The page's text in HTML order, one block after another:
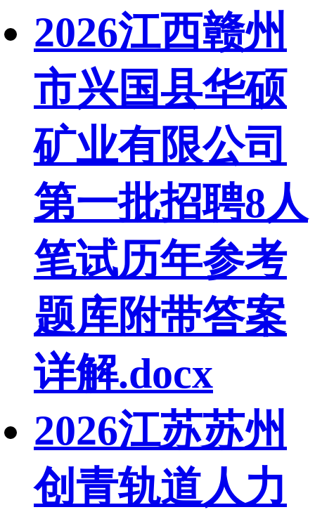
2026江西赣州
市兴国县华硕
矿业有限公司
第一批招聘8人
笔试历年参考
题库附带答案
详解.docx
2026江苏苏州
创青轨道人力